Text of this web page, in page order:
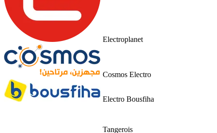
Electroplanet
Cosmos Electro
Electro Bousfiha
Tangerois